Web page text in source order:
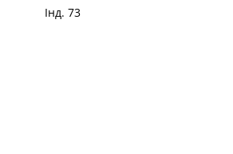
Інд. 73